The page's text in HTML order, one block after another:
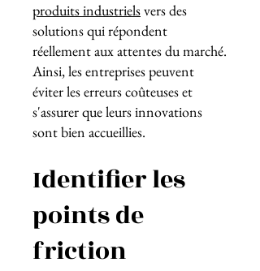
produits industrielsvers des
solutions qui répondent
réellement aux attentes du marché.
Ainsi, les entreprises peuvent
éviter les erreurs coûteuses et
s'assurer que leurs innovations
sont bien accueillies.
Identifier les
points de
friction